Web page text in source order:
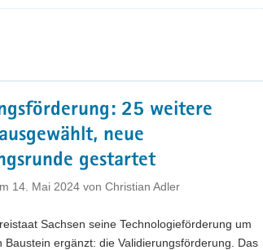
wie
Drohnen
und
die
Tierfütterung
optimiert"
25 weitere
neue
gestartet
14. Mai 2024 von Christian Adler
Sachsen seine Technologieförderung um
Baustein ergänzt: die Validierungsförderung. Das